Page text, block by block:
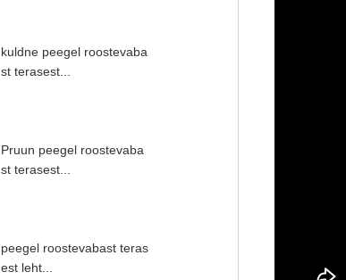
kuldne peegel roostevaba
st terasest...
Pruun peegel roostevaba
st terasest...
peegel roostevabast teras
est leht...